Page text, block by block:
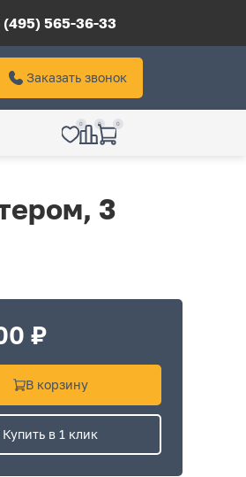
(495) 565-36-33
Заказать звонок
0 0 0
3
₽
В корзину
Купить в 1 клик